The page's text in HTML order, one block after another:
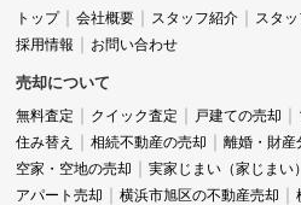
トップ 会社概要 スタッフ紹介 スタ
採用情報
お問い合わせ
売却について
無料査定 クイック査定 戸建ての売却
住み替え
相続不動産の売却 離婚・財産
空家・空地の売却
実家じまい（家じまい）
アパート売却
横浜市旭区の不動産売却